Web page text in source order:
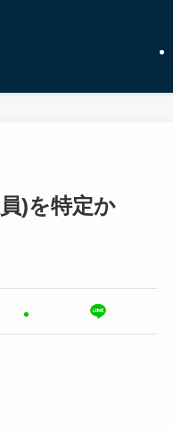
)を特定か